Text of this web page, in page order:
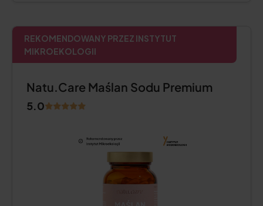
REKOMENDOWANY PRZEZ INSTYTUT
MIKROEKOLOGII
Natu.Care Maślan Sodu Premium
5.0